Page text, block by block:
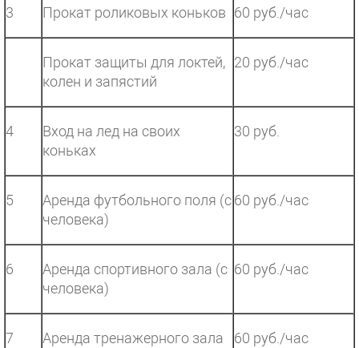
3 Прокат роликовых коньков 60 руб./час
Прокат защиты для локтей,
колен и запястий
20 руб./час
4
Вход на лед на своих
коньках
30 руб.
5
Аренда футбольного поля (с
человека)
60 руб./час
6
Аренда спортивного зала (с
человека)
60 руб./час
7
Аренда тренажерного зала
60 руб./час